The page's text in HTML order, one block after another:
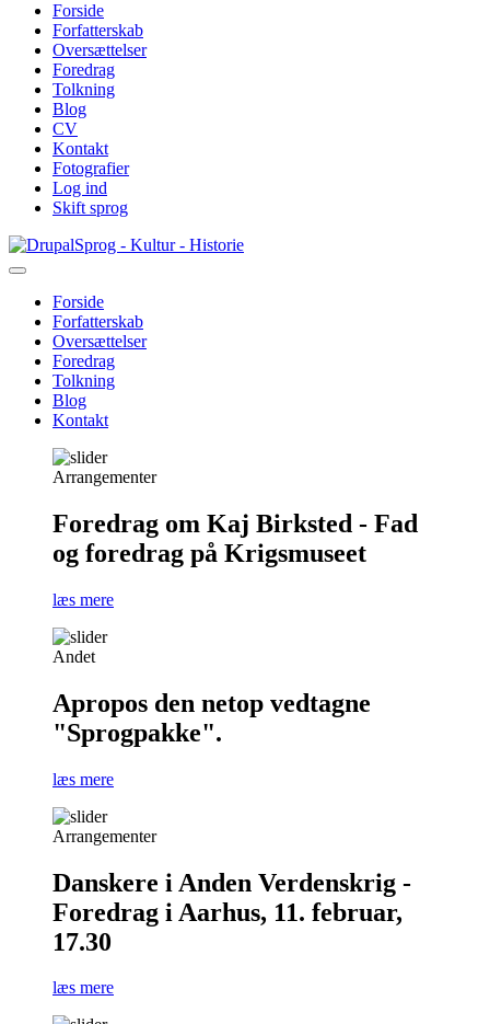
Forside
Forfatterskab
Oversættelser
Foredrag
Tolkning
Blog
CV
Kontakt
Fotografier
Log ind
Skift sprog
Gå
til
Sprog - Kultur - Historie
Primær
navigation
Forside
Forfatterskab
Oversættelser
Foredrag
Tolkning
Blog
Kontakt
Arrangementer
Foredrag om Kaj Birksted - Fad
og foredrag på Krigsmuseet
læs mere
Andet
Apropos den netop vedtagne
"Sprogpakke".
læs mere
Arrangementer
Danskere i Anden Verdenskrig -
Foredrag i Aarhus, 11. februar,
17.30
læs mere